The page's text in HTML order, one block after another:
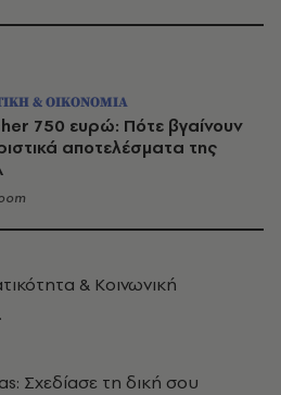
& ΟΙΚΟΝΟΜΙΑ
750 ευρώ: Πότε βγαίνουν
αποτελέσματα της
& Κοινωνική
Σχεδίασε τη δική σου